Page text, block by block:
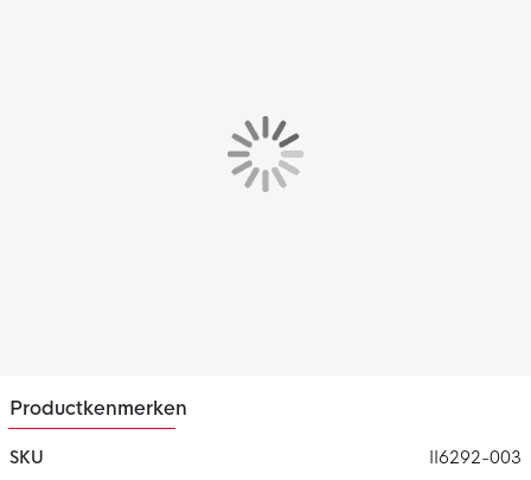
Productkenmerken
SKU II6292-003